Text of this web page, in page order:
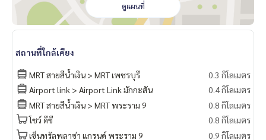
- ชุดโต๊ะกินข้าว + เก้าอี้
- แอร์ 2 ตัว ที่ห้องนอน และ ห้องนั่งเล่น
ดูแผนที่
สถานที่ใกล้เคียง
MRT สายสีน้ำเงิน > MRT เพชรบุรี
0.3 กิโลเมตร
Airport link > Airport Link มักกะสัน
0.4 กิโลเมตร
MRT สายสีน้ำเงิน > MRT พระราม 9
0.8 กิโลเมตร
โชว์ ดีซี
0.8 กิโลเมตร
เซ็นทรัลพลาซ่า แกรนด์ พระราม 9
0.9 กิโลเมตร